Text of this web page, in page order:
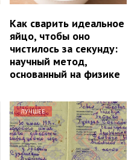
Как сварить идеальное
яйцо, чтобы оно
чистилось за секунду:
научный метод,
основанный на физике
ЛУЧШЕЕ